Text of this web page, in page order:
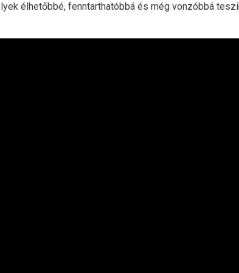
élhetőbbé, fenntarthatóbbá és még vonzóbbá